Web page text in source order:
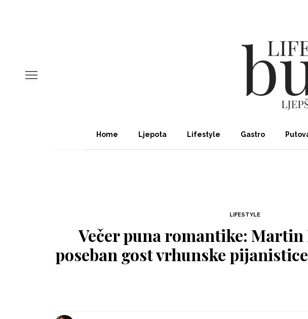
Home Ljepota Lifestyle Gastro
LIFESTYLE
Večer puna romantike: Martin
poseban gost vrhunske